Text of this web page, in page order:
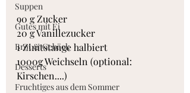
Suppen
Gutes mit Ei
Brot & Gebäck
Desserts
Fruchtiges aus dem Sommer
90 g Zucker
20 g Vanillezucker
1 Zimtstange halbiert
1000g Weichseln (optional:
Kirschen....)